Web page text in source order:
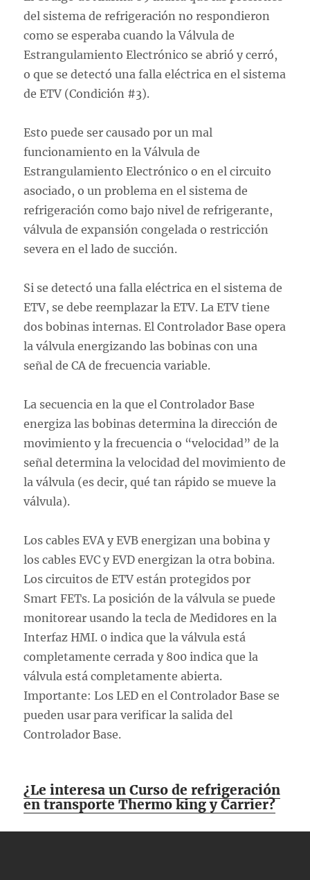
del sistema de refrigeración no respondieron
como se esperaba cuando la Válvula de
Estrangulamiento Electrónico se abrió y cerró,
o que se detectó una falla eléctrica en el sistema
de ETV (Condición #3).
Esto puede ser causado por un mal
funcionamiento en la Válvula de
Estrangulamiento Electrónico o en el circuito
asociado, o un problema en el sistema de
refrigeración como bajo nivel de refrigerante,
válvula de expansión congelada o restricción
severa en el lado de succión.
Si se detectó una falla eléctrica en el sistema de
ETV, se debe reemplazar la ETV. La ETV tiene
dos bobinas internas. El Controlador Base opera
la válvula energizando las bobinas con una
señal de CA de frecuencia variable.
La secuencia en la que el Controlador Base
energiza las bobinas determina la dirección de
movimiento y la frecuencia o “velocidad” de la
señal determina la velocidad del movimiento de
la válvula (es decir, qué tan rápido se mueve la
válvula).
Los cables EVA y EVB energizan una bobina y
los cables EVC y EVD energizan la otra bobina.
Los circuitos de ETV están protegidos por
Smart FETs. La posición de la válvula se puede
monitorear usando la tecla de Medidores en la
Interfaz HMI. 0 indica que la válvula está
completamente cerrada y 800 indica que la
válvula está completamente abierta.
Importante: Los LED en el Controlador Base se
pueden usar para verificar la salida del
Controlador Base.
¿Le interesa un Curso de refrigeración
en transporte Thermo king y Carrier?